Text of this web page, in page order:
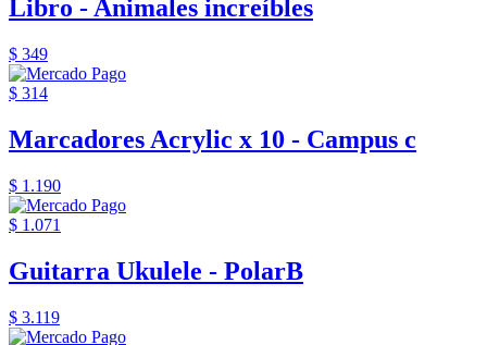
Libro - Animales increíbles
$ 349
$ 314
Marcadores Acrylic x 10 - Campus c
$ 1.190
$ 1.071
Guitarra Ukulele - PolarB
$ 3.119